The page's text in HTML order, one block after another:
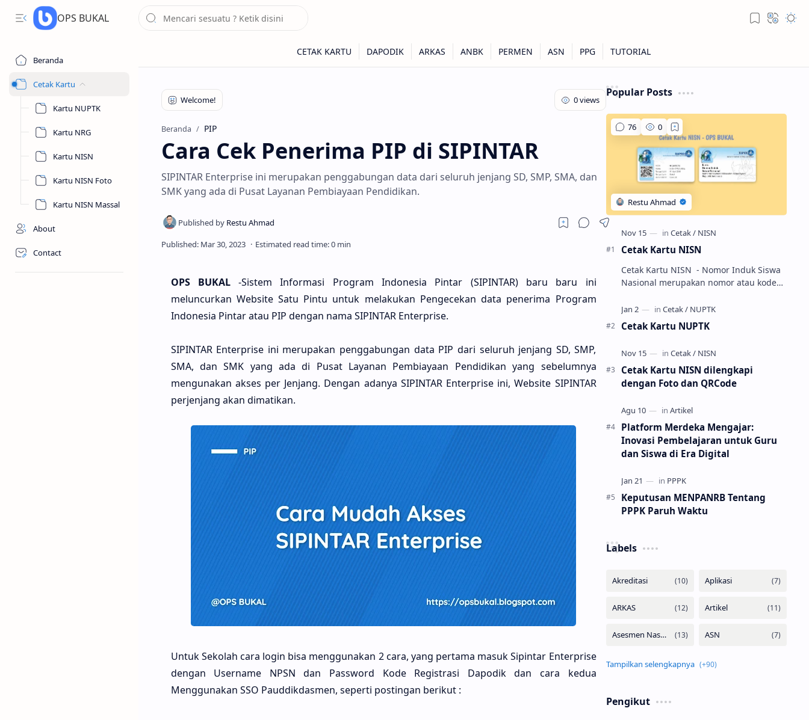
OPS BUKAL
Beranda
Cetak Kartu
Kartu NUPTK
Kartu NRG
Kartu NISN
Kartu NISN Foto
Kartu NISN Massal
About
Contact
Beranda PIP
Cara Cek Penerima PIP di SIPINTAR
SIPINTAR Enterprise ini merupakan penggabungan data dari seluruh jenjang SD, SMP, SMA, dan
SMK yang ada di Pusat Layanan Pembiayaan Pendidikan.
OPS BUKAL-Sistem Informasi Program Indonesia Pintar (SIPINTAR) baru baru ini
meluncurkan Website Satu Pintu untuk melakukan Pengecekan data penerima Program
Indonesia Pintar atau PIP dengan nama SIPINTAR Enterprise.
SIPINTAR Enterprise ini merupakan penggabungan data PIP dari seluruh jenjang SD, SMP,
SMA, dan SMK yang ada di Pusat Layanan Pembiayaan Pendidikan yang sebelumnya
mengunakan akses per Jenjang. Dengan adanya SIPINTAR Enterprise ini, Website SIPINTAR
perjenjang akan dimatikan.
Untuk Sekolah cara login bisa menggunakan 2 cara, yang pertama masuk Sipintar Enterprise
dengan Username NPSN dan Password Kode Registrasi Dapodik dan cara kedua
Menggunakan SSO Pauddikdasmen, seperti postingan berikut :
Popular Posts
Cetak Kartu NISN
Cetak Kartu NISN - Nomor Induk Siswa
Nasional merupakan nomor atau kode
siswa. NISN ini diterbitkan kepada …
Cetak Kartu NUPTK
Cetak Kartu NISN dilengkapi
dengan Foto dan QRCode
Platform Merdeka Mengajar:
Inovasi Pembelajaran untuk Guru
dan Siswa di Era Digital
Keputusan MENPANRB Tentang
PPPK Paruh Waktu
Labels
Pengikut